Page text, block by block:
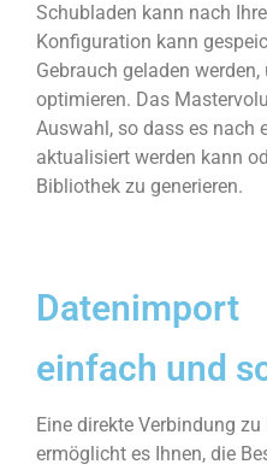
Schubladen kann nach
Konfiguration kann
Gebrauch geladen
optimieren. Das
Auswahl, so dass es nach
aktualisiert werden kann
Bibliothek zu generieren.
Datenimport
einfach und
Eine direkte Verbindung zu
ermöglicht es Ihnen, die